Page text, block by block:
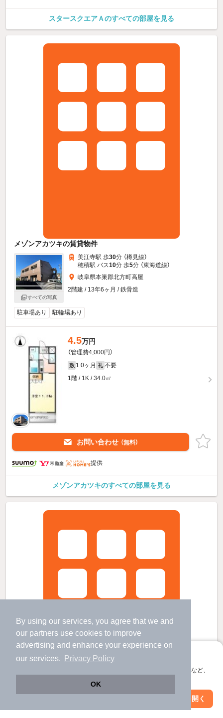
By using our services, you agree that we and
our partners use cookies to improve
advertising and enhance your experience on
our services.
Privacy Policy
OK
アプリに切り替えて、サクサクお部屋探し
会員登録なしですぐ使える。マップ検索やお気に入り保存など、
アプリを開く
スタースクエアＡのすべての部屋を見る
メゾンアカツキの賃貸物件
すべての写真
美江寺駅 歩30分 （樽見線）
穂積駅 バス10分 歩5分 （東海道線）
岐阜県本巣郡北方町高屋
2階建 / 13年6ヶ月 / 鉄骨造
駐車場あり 駐輪場あり
4.5万円
（管理費4,000円）
敷 1.0ヶ月 礼 不要
1階 / 1K / 34.0㎡
お問い合わせ （無料）
提供
メゾンアカツキのすべての部屋を見る
サニーフラットの賃貸物件
絞り込み条件を変更